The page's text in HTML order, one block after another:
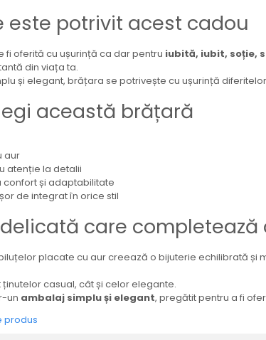
este potrivit acest cadou
oferită cu ușurință ca dar pentru iubită, iubit, soție,
din viața ta.
și elegant, brățara se potrivește cu ușurință
această brățară
aur
atenție la detalii
confort și adaptabilitate
de integrat în orice stil
care completează
placate cu aur creează o bijuterie echilibrată și
casual, cât și celor elegante.
un ambalaj simplu și elegant, pregătit pentru a fi
produs